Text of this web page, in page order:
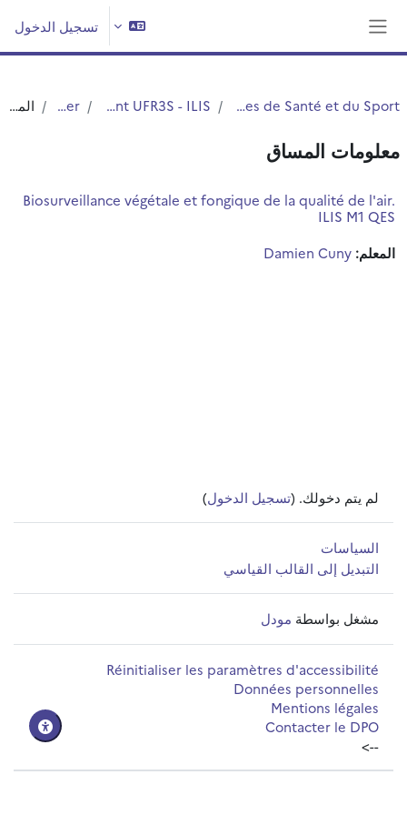
تسجيل الدخول
UFR3S - Sciences de Santé et du Sport
Département UFR3S - ILIS
Master الملخص
معلومات المساق
Biosurveillance végétale et fongique de la qualité de l'air.
ILIS M1 QES
المعلم: Damien Cuny
لم يتم دخولك. (تسجيل الدخول)
السياسات
التبديل إلى القالب القياسي
مشغل بواسطة مودل
Réinitialiser les paramètres d'accessibilité
Données personnelles
Mentions légales
Contacter le DPO
-->